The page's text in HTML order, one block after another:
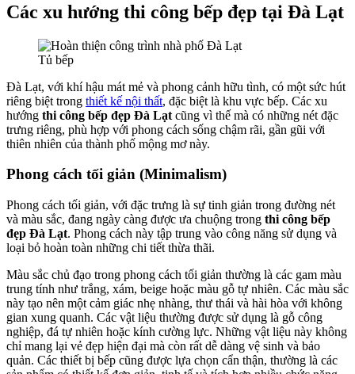
Các xu hướng thi công bếp đẹp tại Đà Lạt
Tủ bếp
Đà Lạt, với khí hậu mát mẻ và phong cảnh hữu tình, có một sức hút
riêng biệt trong thiết kế nội thất, đặc biệt là khu vực bếp. Các xu
hướng thi công bếp đẹp Đà Lạt cũng vì thế mà có những nét đặc
trưng riêng, phù hợp với phong cách sống chậm rãi, gần gũi với
thiên nhiên của thành phố mộng mơ này.
Phong cách tối giản (Minimalism)
Phong cách tối giản, với đặc trưng là sự tinh giản trong đường nét
và màu sắc, đang ngày càng được ưa chuộng trong thi công bếp
đẹp Đà Lạt. Phong cách này tập trung vào công năng sử dụng và
loại bỏ hoàn toàn những chi tiết thừa thãi.
Màu sắc chủ đạo trong phong cách tối giản thường là các gam màu
trung tính như trắng, xám, beige hoặc màu gỗ tự nhiên. Các màu sắc
này tạo nên một cảm giác nhẹ nhàng, thư thái và hài hòa với không
gian xung quanh. Các vật liệu thường được sử dụng là gỗ công
nghiệp, đá tự nhiên hoặc kính cường lực. Những vật liệu này không
chỉ mang lại vẻ đẹp hiện đại mà còn rất dễ dàng vệ sinh và bảo
quản. Các thiết bị bếp cũng được lựa chọn cẩn thận, thường là các